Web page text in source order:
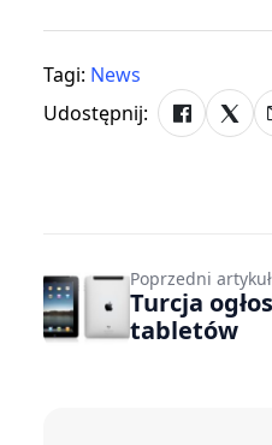
Tagi: News
Udostępnij:
Poprzedni artykuł
Turcja
tabletów